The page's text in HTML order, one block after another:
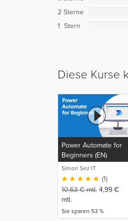
2 Sterne
1 Stern
Diese Kurse
Power Automate for
Beginners (EN)
Simon Sez IT
(1)
10,63€mtl. 4,99 €
mtl.
Sie sparen 53 %